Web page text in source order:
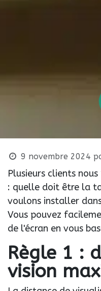
9 novembre 2024
Plusieurs clients
: quelle doit être la
voulons installer
Vous pouvez
de l'écran en vous
Règle 1 :
vision